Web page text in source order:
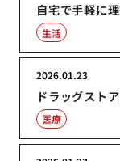
自宅で手軽に
生活
ドラッグスト
2026.01.23
医療